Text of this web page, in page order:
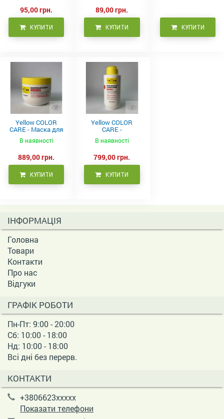
95,00 грн.
КУПИТИ
89,00 грн.
КУПИТИ КУПИТИ
Yellow COLOR
CARE - Маска для
фарбованого
волосся, 500 мл
В наявності
889,00 грн.
КУПИТИ
Yellow COLOR
CARE -
Кондиціонер для
фарбованого
В наявності
799,00 грн.
КУПИТИ
ІНФОРМАЦІЯ
Головна
Товари
Контакти
Про нас
Відгуки
ГРАФІК РОБОТИ
Пн-Пт: 9:00 - 20:00
Сб: 10:00 - 18:00
Нд: 10:00 - 18:00
Всі дні без перерв.
КОНТАКТИ
+3806623xxxxx
Показати телефони